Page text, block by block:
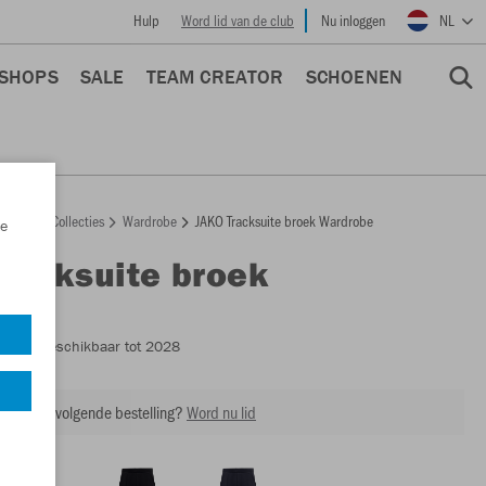
Hulp Word lid van de club Nu inloggen NL
SALE TEAM CREATOR SCHOENEN
Collecties Wardrobe JAKO Tracksuite broek Wardrobe
Tracksuite broek
- Beschikbaar tot 2028
op je volgende bestelling?Word nu lid